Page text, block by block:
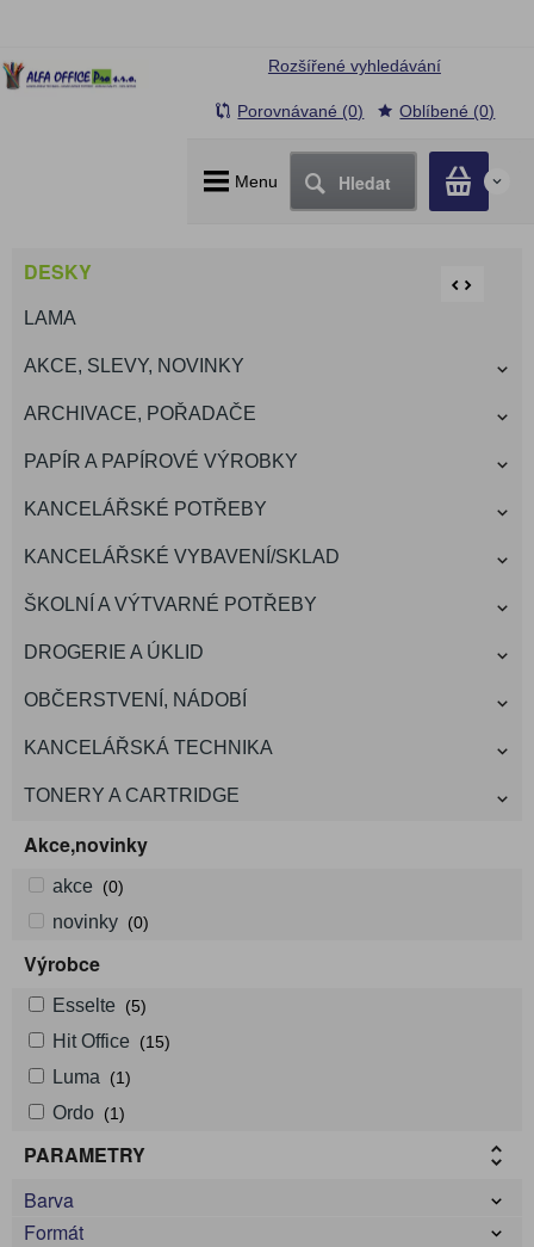
Menu Hledat 0
Rozšířené vyhledávání
Porovnávané (0) Oblíbené (0)
DESKY
LAMA
AKCE, SLEVY, NOVINKY
ARCHIVACE, POŘADAČE
PAPÍR A PAPÍROVÉ VÝROBKY
KANCELÁŘSKÉ POTŘEBY
KANCELÁŘSKÉ VYBAVENÍ/SKLAD
ŠKOLNÍ A VÝTVARNÉ POTŘEBY
DROGERIE A ÚKLID
OBČERSTVENÍ, NÁDOBÍ
KANCELÁŘSKÁ TECHNIKA
TONERY A CARTRIDGE
Akce,novinky
akce (0)
novinky (0)
Výrobce
Esselte (5)
Hit Office (15)
Luma (1)
Ordo (1)
PARAMETRY
Barva
Formát